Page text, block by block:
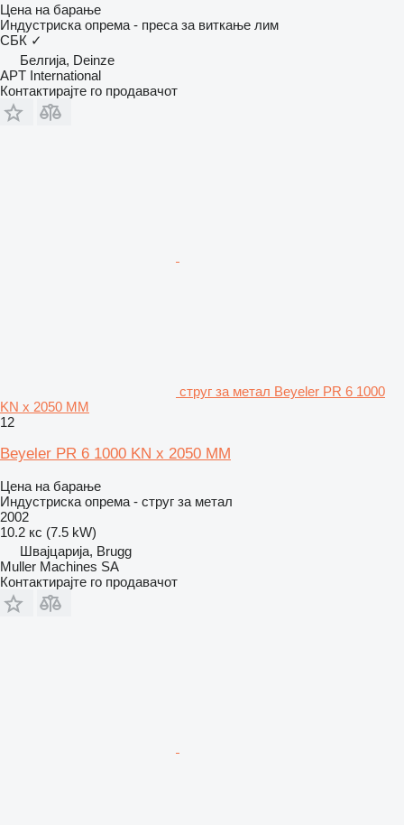
Цена на барање
Индустриска опрема - преса за виткање лим
СБК ✓
Белгија, Deinze
APT International
Контактирајте го продавачот
струг за метал Beyeler PR 6 1000
KN x 2050 MM
12
Beyeler PR 6 1000 KN x 2050 MM
Цена на барање
Индустриска опрема - струг за метал
2002
10.2 кс (7.5 kW)
Швајцарија, Brugg
Muller Machines SA
Контактирајте го продавачот